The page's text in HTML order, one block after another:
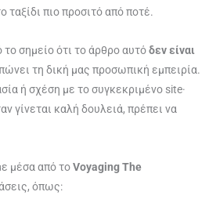
πιο προσιτό από ποτέ.
σημείο ότι το άρθρο αυτόδεν είναι
τη δική μας προσωπική εμπειρία.
ή σχέση με το συγκεκριμένο site·
γίνεται καλή δουλειά, πρέπει να
μέσα από τοVoyaging The
όπως: